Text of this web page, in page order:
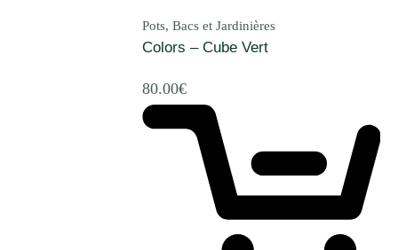
Pots, Bacs et Jardinières
Colors – Cube Vert
80.00€